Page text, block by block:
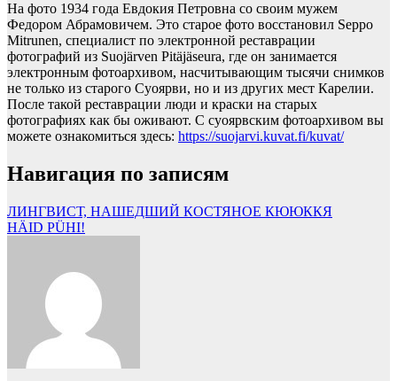
На фото 1934 года Евдокия Петровна со своим мужем
Федором Абрамовичем. Это старое фото восстановил Seppo
Mitrunen, специалист по электронной реставрации
фотографий из Suojärven Pitäjäseura, где он занимается
электронным фотоархивом, насчитывающим тысячи снимков
не только из старого Суоярви, но и из других мест Карелии.
После такой реставрации люди и краски на старых
фотографиях как бы оживают. С суоярвским фотоархивом вы
можете ознакомиться здесь: https://suojarvi.kuvat.fi/kuvat/
Навигация по записям
ЛИНГВИСТ, НАШЕДШИЙ КОСТЯНОЕ КЮЮККЯ
HÄID PÜHI!